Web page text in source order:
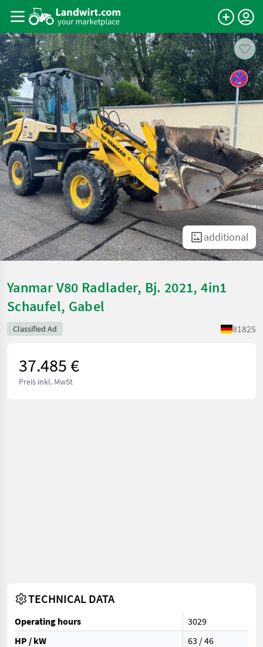
additional
Yanmar V80 Radlader, Bj. 2021, 4in1
Schaufel, Gabel
Classified Ad 81825
37.485 €
Preis inkl. MwSt
TECHNICAL DATA
Operating hours
3029
HP / kW
63 / 46